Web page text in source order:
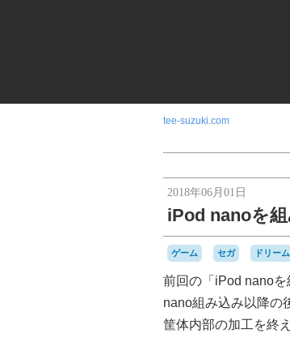
tee-suzuki.com
2018年06月01日
iPod nanoを
ゲーム セガ ドリー
前回の「iPod nano
nano組み込み以降の
筐体内部の加工を終